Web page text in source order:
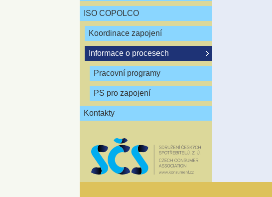
ISO COPOLCO
Koordinace zapojení
Informace o procesech
Pracovní programy
PS pro zapojení
Kontakty